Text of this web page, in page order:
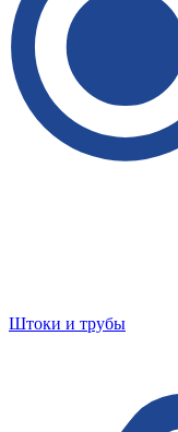
Штоки и трубы